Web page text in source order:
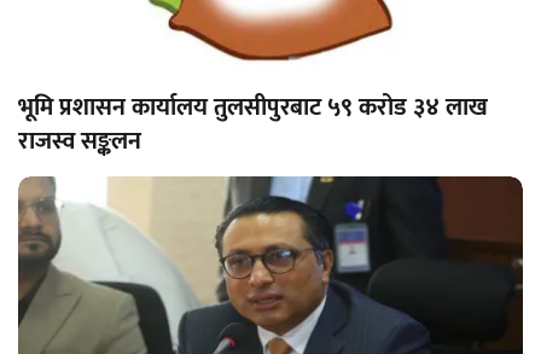
भूमि प्रशासन कार्यालय तुलसीपुरबाट ५९ करोड ३४ लाख
राजस्व सङ्कलन